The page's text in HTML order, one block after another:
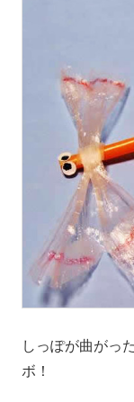
しっぽが曲がっ
ボ！